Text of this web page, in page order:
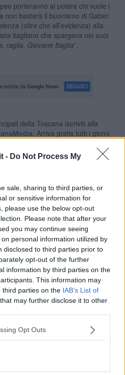
- Do Not Process My
sale, sharing to third parties, or
or sensitive information for
please use the below opt-out
Please note that after your
you may continue seeing
personal information utilized by
disclosed to third parties prior to
opt-out of the further
information by third parties on the
This information may
third parties on the IAB’s List of
that may further disclose it to other
Opt Outs
porteranno al potere chi vuole i
non basterà il buonismo di Gaber:
(oltre che all’evidenza) alla
itagliano che spargeva nei suoi
raglia, Giovane Itaglia”.
della Toscana iscriviti alla
Arriva gratis tutti i giorni
di Adolfo Santoro
il civismo della complessità
la legge e l’impegno dei
e salute umana
del convegno
seguire il CORRIDOIO BLU
verso il full electric sui traghetti
cold ironing
pubblica dei traghetti​
per l’Aria
i deboli e contro la terra
e la testardaggine